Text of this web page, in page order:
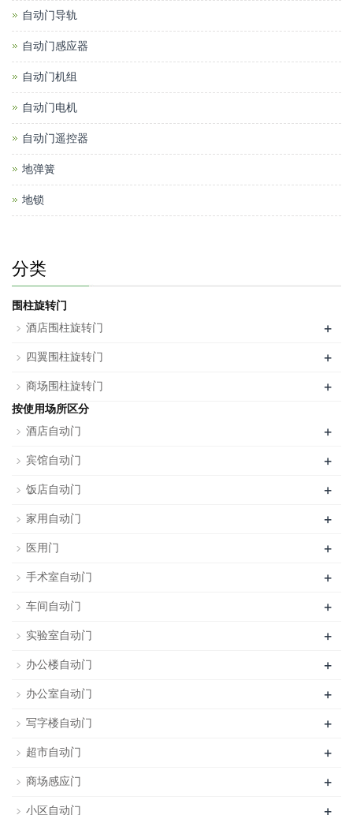
自动门导轨
自动门感应器
自动门机组
自动门电机
自动门遥控器
地弹簧
地锁
分类
围柱旋转门
酒店围柱旋转门
+
四翼围柱旋转门 +
商场围柱旋转门 +
按使用场所区分
酒店自动门
+
宾馆自动门 +
饭店自动门 +
家用自动门 +
医用门 +
手术室自动门 +
车间自动门 +
实验室自动门 +
办公楼自动门 +
办公室自动门 +
写字楼自动门 +
超市自动门 +
商场感应门 +
小区自动门